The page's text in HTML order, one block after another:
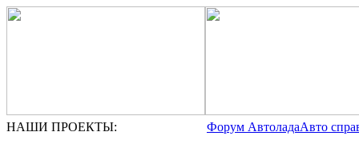
НАШИ ПРОЕКТЫ: Форум АвтоладаАвто